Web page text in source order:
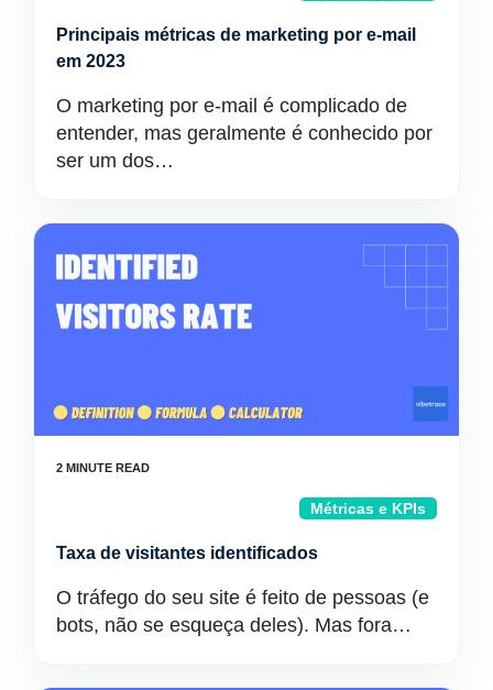
Principais métricas de marketing por e-mail
em 2023
O marketing por e-mail é complicado de
entender, mas geralmente é conhecido por
ser um dos…
Métricas e KPIs
Taxa de visitantes identificados
O tráfego do seu site é feito de pessoas (e
bots, não se esqueça deles). Mas fora…